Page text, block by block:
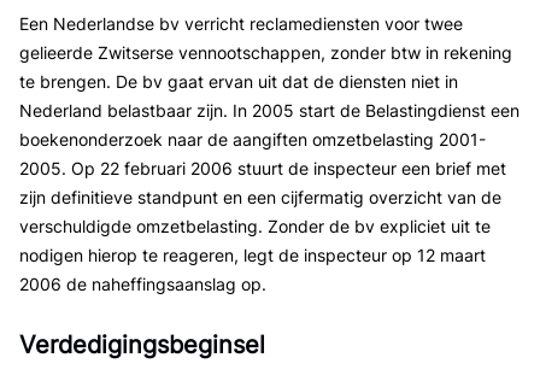
Een Nederlandse bv verricht reclamediensten voor twee
gelieerde Zwitserse vennootschappen, zonder btw in rekening
te brengen. De bv gaat ervan uit dat de diensten niet in
Nederland belastbaar zijn. In 2005 start de Belastingdienst een
boekenonderzoek naar de aangiften omzetbelasting 2001-
2005. Op 22 februari 2006 stuurt de inspecteur een brief met
zijn definitieve standpunt en een cijfermatig overzicht van de
verschuldigde omzetbelasting. Zonder de bv expliciet uit te
nodigen hierop te reageren, legt de inspecteur op 12 maart
2006 de naheffingsaanslag op.
Verdedigingsbeginsel